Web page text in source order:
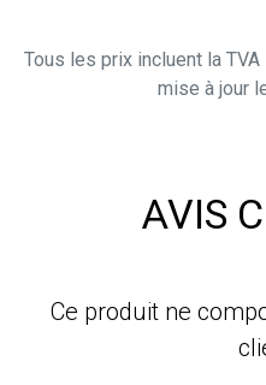
Tous les prix incluent la
mise à jour
AVIS
Ce produit ne